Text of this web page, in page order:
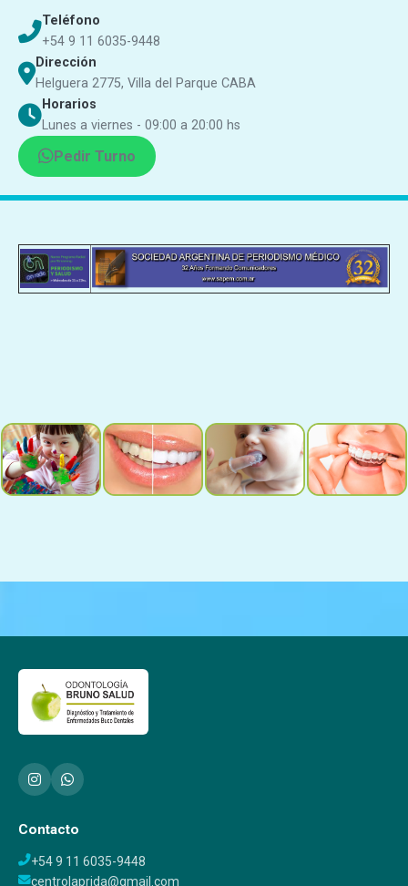
Teléfono
+54 9 11 6035-9448
Dirección
Helguera 2775, Villa del Parque CABA
Horarios
Lunes a viernes - 09:00 a 20:00 hs
Pedir Turno
Contacto
+54 9 11 6035-9448
centrolaprida@gmail.com